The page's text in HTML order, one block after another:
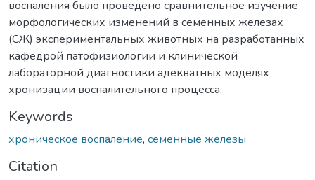
воспаления было проведено сравнительное изучение
морфологических изменений в семенных железах
(СЖ) экспериментальных животных на разработанных
кафедрой патофизиологии и клинической
лабораторной диагностики адекватных моделях
хронизации воспалительного процесса.
Keywords
хроническое воспаление, семенные железы
Citation